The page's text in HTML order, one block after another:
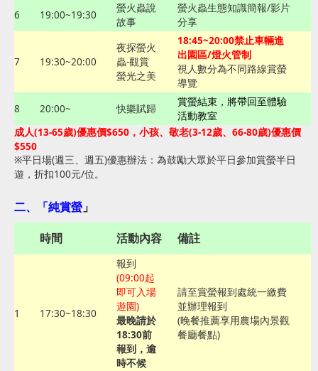
6 19:00~19:30
螢火蟲說
故事
螢火蟲生態知識簡報/影片
分享
7 19:30~20:00
夜探螢火
蟲-觀賞
螢光之美
18:45~20:00禁止車輛進
出園區/燈火管制
視人數分為不同路線賞螢
導覽
8
20:00~ 快樂賦歸
賞螢結束，將帶回至體驗
活動教室
成人(13-65歲)優惠價$650，小孩、敬老(3-12歲、66-80歲)優惠價
$550
※平日場(週三、週五)優惠辦法：為鼓勵大眾於平日參加賞螢半日
遊，折扣100元/位。
二、「純賞螢 」
時間 活動內容 備註
1 17:30~18:30
報到
(09:00起
即可入場
遊園)
最晚請於
18:30前
報到，逾
時不候
請至賞螢報到處統一繳費
並辦理報到
(晚餐推薦享用農場內景觀
餐廳餐點)